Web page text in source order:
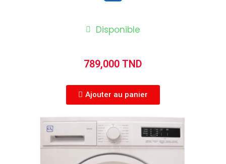
Disponible
789,000 TND
Ajouter au panier